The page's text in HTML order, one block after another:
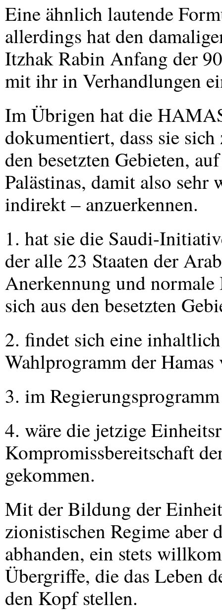
Eine ähnlich lautende
allerdings hat den
Itzhak Rabin Anfang der
mit ihr in Verhandlungen
Im Übrigen hat die
dokumentiert, dass sie
den besetzten Gebieten,
Palästinas, damit also
indirekt – anzuerkennen.
1. hat sie die Saudi-
der alle 23 Staaten der
Anerkennung und normale
sich aus den besetzten
2. findet sich eine
Wahlprogramm der
3. im
4. wäre die jetzige
Kompromissbereitschaft
gekommen.
Mit der Bildung der
zionistischen Regime aber
abhanden, ein stets
Übergriffe, die das Leben
den Kopf stellen.